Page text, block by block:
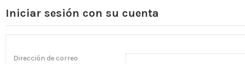
Iniciar sesión con su cuenta
Dirección de correo